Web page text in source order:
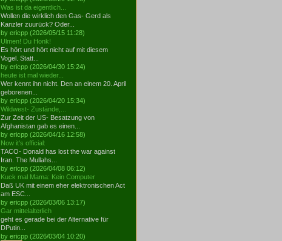
Was ist da eigentlich...
Wollen die wirklich den Gas- Gerd als
Kanzler zuurück? Oder...
by ericpp (2026/05/15 11:28)
Ulmen! Du Honk!
Es hört und hört nicht auf mit diesem
Vogel. Statt...
by ericpp (2026/04/30 15:24)
heute ist mal wieder...
Wer kennt ihn nicht. Den an einem 20. April
geborenen...
by ericpp (2026/04/20 15:34)
Wildwest- Zustände,...
Zur Zeit der US- Besatzung von
Afghanistan gab es einen...
by ericpp (2026/04/16 12:58)
Now it's official:
TACO- Donald has lost the war against
Iran. The Mullahs...
by ericpp (2026/04/08 06:12)
Kuck mal Mama: Kein Computer
Daß UK mit einem eher elektronischen Act
am ESC...
by ericpp (2026/03/06 13:17)
Gar mittelalterlich
geht es gerade bei der Alternative für
DPutin...
by ericpp (2026/03/04 10:20)